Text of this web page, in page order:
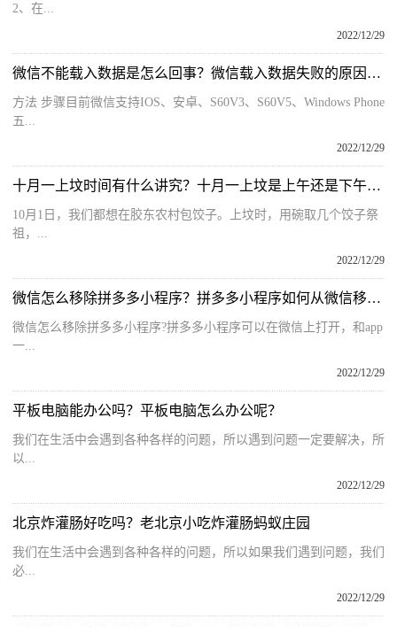
2、在...
2022/12/29
微信不能载入数据是怎么回事？微信载入数据失败的原因分析及解决方法
方法 步骤目前微信支持IOS、安卓、S60V3、S60V5、Windows Phone
五...
2022/12/29
十月一上坟时间有什么讲究？十月一上坟是上午还是下午去？
10月1日，我们都想在胶东农村包饺子。上坟时，用碗取几个饺子祭
祖，...
2022/12/29
微信怎么移除拼多多小程序？拼多多小程序如何从微信移除？
微信怎么移除拼多多小程序?拼多多小程序可以在微信上打开，和app
一...
2022/12/29
平板电脑能办公吗？平板电脑怎么办公呢？
我们在生活中会遇到各种各样的问题，所以遇到问题一定要解决，所
以...
2022/12/29
北京炸灌肠好吃吗？老北京小吃炸灌肠蚂蚁庄园
我们在生活中会遇到各种各样的问题，所以如果我们遇到问题，我们
必...
2022/12/29